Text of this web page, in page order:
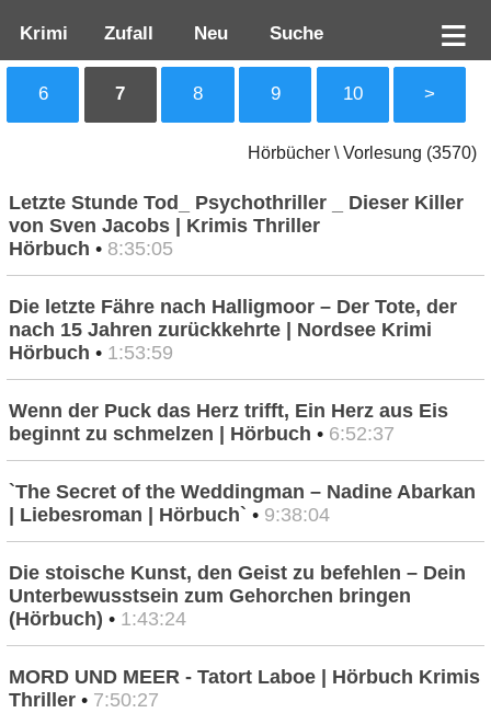
Krimi Zufall Neu Suche
6 7 8 9 10 >
Hörbücher \ Vorlesung (3570)
Letzte Stunde Tod_ Psychothriller _ Dieser Killer
von Sven Jacobs | Krimis Thriller
Hörbuch • 8:35:05
Die letzte Fähre nach Halligmoor – Der Tote, der
nach 15 Jahren zurückkehrte | Nordsee Krimi
Hörbuch • 1:53:59
Wenn der Puck das Herz trifft, Ein Herz aus Eis
beginnt zu schmelzen | Hörbuch • 6:52:37
`The Secret of the Weddingman – Nadine Abarkan
| Liebesroman | Hörbuch` • 9:38:04
Die stoische Kunst, den Geist zu befehlen – Dein
Unterbewusstsein zum Gehorchen bringen
(Hörbuch) • 1:43:24
MORD UND MEER - Tatort Laboe | Hörbuch Krimis
Thriller • 7:50:27